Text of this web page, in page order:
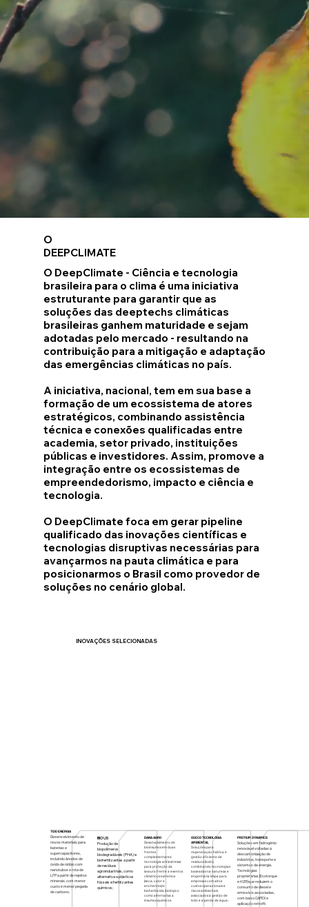
O
DEEPCLIMATE
O DeepClimate - Ciência e tecnologia
brasileira para o clima é uma iniciativa
estruturante para garantir que as
soluções das deeptechs climáticas
brasileiras ganhem maturidade e sejam
adotadas pelo mercado - resultando na
contribuição para a mitigação e adaptação
das emergências climáticas no país.
A iniciativa, nacional, tem em sua base a
formação de um ecossistema de atores
estratégicos, combinando assistência
técnica e conexões qualificadas entre
academia, setor privado, instituições
públicas e investidores. Assim, promove a
integração entre os ecossistemas de
empreendedorismo, impacto e ciência e
tecnologia.
O DeepClimate foca em gerar pipeline
qualificado das inovações científicas e
tecnologias disruptivas necessárias para
avançarmos na pauta climática e para
posicionarmos o Brasil como provedor de
soluções no cenário global.
INOVAÇÕES SELECIONADAS
PROTIUM DYNAMICS
Soluções em hidrogênio
renovável voltadas à
descarbonização de
indústrias, transporte e
sistemas de energia.
Tecnologias
proprietárias (Ecotorque
e H2R) que reduzem o
consumo de diesel e
emissões associadas,
com baixo CAPEX e
aplicaçãoretrofit
TEIÚ ENERGIA
Desenvolvimento de
novos materiais para
baterias e
supercapacitores,
incluindo ânodos de
óxido de nióbio com
nanotubos e rota de
LFP a partir de rejeitos
minerais, com menor
custo e menor pegada
de carbono.
BIO US
Produção de
biopolímeros
biodegradáveis (PHA) e
biofertilizantes a partir
de resíduos
agroindustriais, como
alternativa a plásticos
fósseis e fertilizantes
químicos;
DANA AGRO
Desenvolvimento de
bioinsumos em duas
frentes
complementares:
tecnologia antiestresse
para proteção da
lavoura frente a eventos
climáticos extremos
(seca, calor e
enchentes) e
bioherbicida biológico
como alternativa a
insumos químicos.
O2ECO TECNOLOGIA
AMBIENTAL
Soluções para
regeneração hídrica e
gestão eficiente de
resíduos (lodo),
combinando tecnologias
baseadas na natureza e
engenharia limpa para
empresas com altos
custos operacionais e
riscos ambientais
associados à gestão de
lodo e à perda de água;